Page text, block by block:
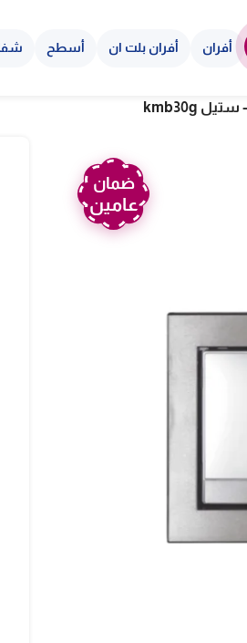
أفران أفران بلت ان أسطح
ضمان
عامين